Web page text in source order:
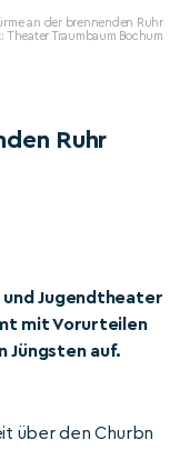
an der brennenden Ruhr
Theater Traumbaum Bochum
Ruhr
Jugendtheater
mit Vorurteilen
Jüngsten auf.
über den Churbn